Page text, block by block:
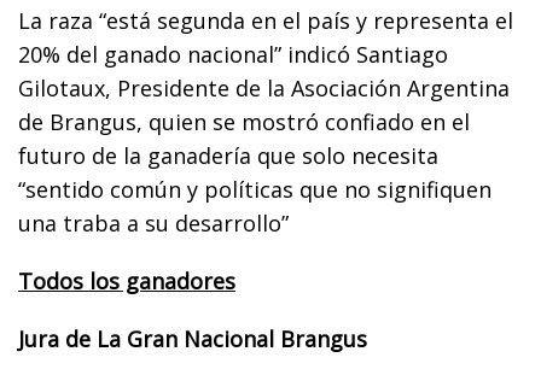
La raza “está segunda en el país y representa el
20% del ganado nacional” indicó Santiago
Gilotaux, Presidente de la Asociación Argentina
de Brangus, quien se mostró confiado en el
futuro de la ganadería que solo necesita
“sentido común y políticas que no signifiquen
una traba a su desarrollo”
Todos los ganadores
Jura de La Gran Nacional Brangus